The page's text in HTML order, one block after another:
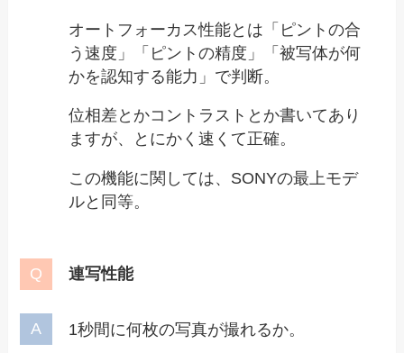
オートフォーカス性能とは「ピントの合
う速度」「ピントの精度」「被写体が何
かを認知する能力」で判断。
位相差とかコントラストとか書いてあり
ますが、とにかく速くて正確。
この機能に関しては、SONYの最上モデ
ルと同等。
連写性能
1秒間に何枚の写真が撮れるか。